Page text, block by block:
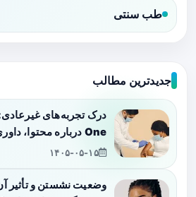
طب سنتی
جدیدترین مطالب
One درباره محتوا، داوری و پیامدهای روانی
۱۴۰۵-۰۵-۱۵
وضعیت نشستن و تأثیر